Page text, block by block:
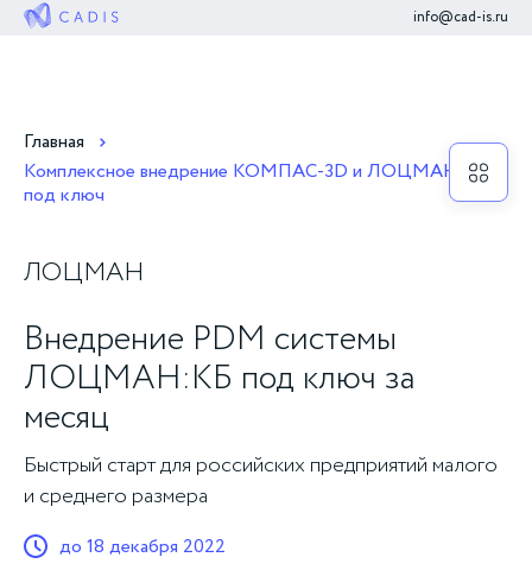
info@cad-is.ru
Главная
Комплексное внедрение КОМПАС-3D и ЛОЦМАН:КБ
под ключ
ЛОЦМАН
Внедрение PDM системы
ЛОЦМАН:КБ под ключ за
месяц
Быстрый старт для российских предприятий малого
и среднего размера
до 18 декабря 2022